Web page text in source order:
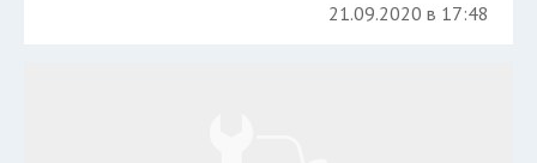
21.09.2020 в 17:48